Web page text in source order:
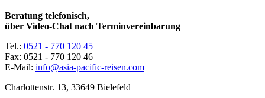
Beratung telefonisch,
über Video-Chat nach Terminvereinbarung
Tel.: 0521 - 770 120 45
Fax: 0521 - 770 120 46
E-Mail: info@asia-pacific-reisen.com
Charlottenstr. 13, 33649 Bielefeld